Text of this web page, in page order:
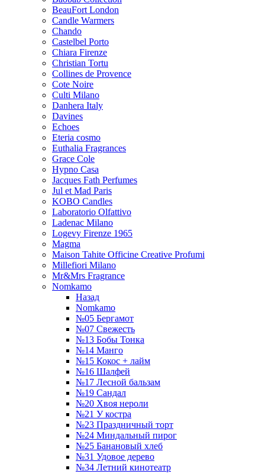
BeauFort London
Candle Warmers
Chando
Castelbel Porto
Chiara Firenze
Christian Tortu
Collines de Provence
Cote Noire
Culti Milano
Danhera Italy
Davines
Echoes
Eteria cosmo
Euthalia Fragrances
Grace Cole
Hypno Casa
Jacques Fath Perfumes
Jul et Mad Paris
KOBO Candles
Laboratorio Olfattivo
Ladenac Milano
Logevy Firenze 1965
Magma
Maison Tahite Officine Creative Profumi
Millefiori Milano
Mr&Mrs Fragrance
Nomkamo
Назад
Nomkamo
№05 Бергамот
№07 Свежесть
№13 Бобы Тонка
№14 Манго
№15 Кокос + лайм
№16 Шалфей
№17 Лесной бальзам
№19 Сандал
№20 Хвоя нероли
№21 У костра
№23 Праздничный торт
№24 Миндальный пирог
№25 Банановый хлеб
№31 Удовое дерево
№34 Летний кинотеатр